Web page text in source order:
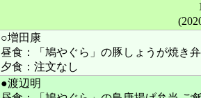
○増田康
昼食：「鳩やぐら」の豚しょうが焼き
夕食：注文なし
●渡辺明